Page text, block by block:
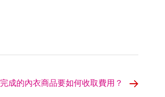
完成的內衣商品要如何收取費用？